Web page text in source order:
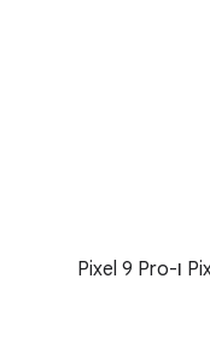
‫Pixel 9,‏ Pixel 9 Pro,‏ Pixel 9 Pro XL ו-Pixel 9 Pro